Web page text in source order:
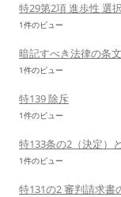
特29第2項 進歩性 選
1件のビュー
暗記すべき法律の条文
1件のビュー
特139 除斥
1件のビュー
特133条の2（決定）
1件のビュー
特131の2 審判請求書